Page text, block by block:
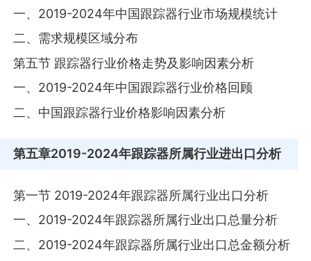
一、2019-2024年中国跟踪器行业市场规模统计
二、需求规模区域分布
第五节 跟踪器行业价格走势及影响因素分析
一、2019-2024年中国跟踪器行业价格回顾
二、中国跟踪器行业价格影响因素分析
第五章2019-2024年跟踪器所属行业进出口分析
第一节 2019-2024年跟踪器所属行业出口分析
一、2019-2024年跟踪器所属行业出口总量分析
二、2019-2024年跟踪器所属行业出口总金额分析